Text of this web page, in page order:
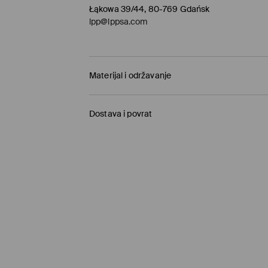
Łąkowa 39/44, 80-769 Gdańsk
lpp@lppsa.com
Materijal i održavanje
PRVA TKANINA
DRUGA TKANINA:
Dostava i povrat